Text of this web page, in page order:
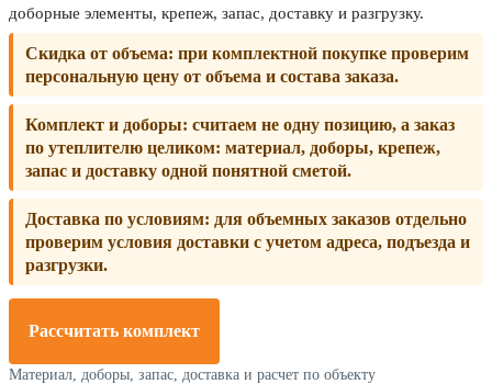
доборные элементы, крепеж, запас, доставку и разгрузку.
Скидка от объема: при комплектной покупке проверим
персональную цену от объема и состава заказа.
Комплект и доборы: считаем не одну позицию, а заказ
по утеплителю целиком: материал, доборы, крепеж,
запас и доставку одной понятной сметой.
Доставка по условиям: для объемных заказов отдельно
проверим условия доставки с учетом адреса, подъезда и
разгрузки.
Рассчитать комплект
Материал, доборы, запас, доставка и расчет по объекту